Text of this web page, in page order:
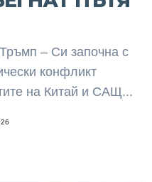
– Си започна с
конфликт
на Китай и САЩ...